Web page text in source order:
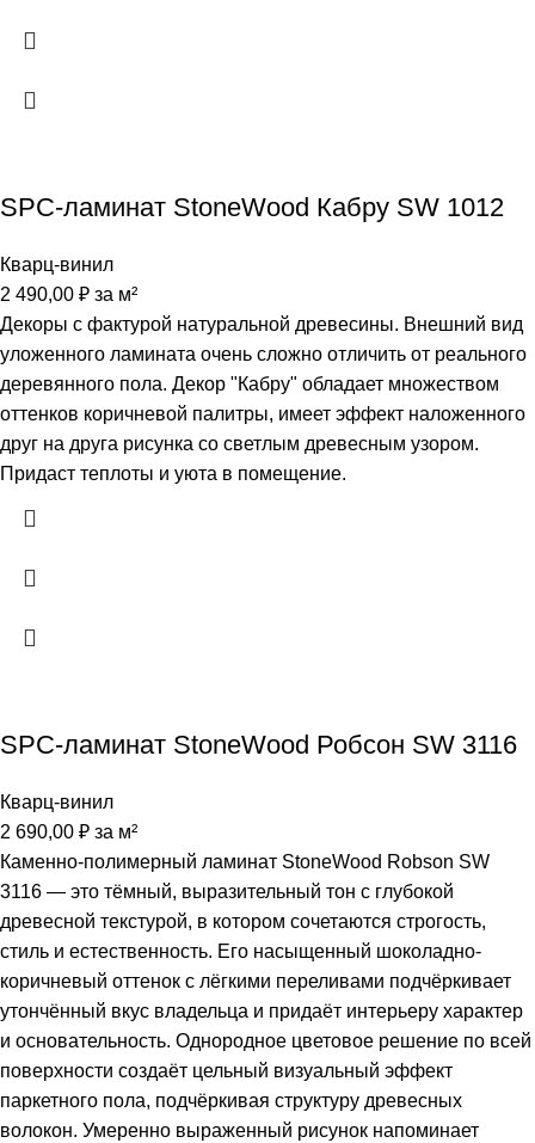
SPC-ламинат StoneWood Кабру SW 1012
Кварц-винил
2 490,00 ₽ за м²
Декоры с фактурой натуральной древесины. Внешний вид
уложенного ламината очень сложно отличить от реального
деревянного пола. Декор "Кабру" обладает множеством
оттенков коричневой палитры, имеет эффект наложенного
друг на друга рисунка со светлым древесным узором.
Придаст теплоты и уюта в помещение.
SPC-ламинат StoneWood Робсон SW 3116
Кварц-винил
2 690,00 ₽ за м²
Каменно-полимерный ламинат StoneWood Robson SW
3116 — это тёмный, выразительный тон с глубокой
древесной текстурой, в котором сочетаются строгость,
стиль и естественность. Его насыщенный шоколадно-
коричневый оттенок с лёгкими переливами подчёркивает
утончённый вкус владельца и придаёт интерьеру характер
и основательность. Однородное цветовое решение по всей
поверхности создаёт цельный визуальный эффект
паркетного пола, подчёркивая структуру древесных
волокон. Умеренно выраженный рисунок напоминает